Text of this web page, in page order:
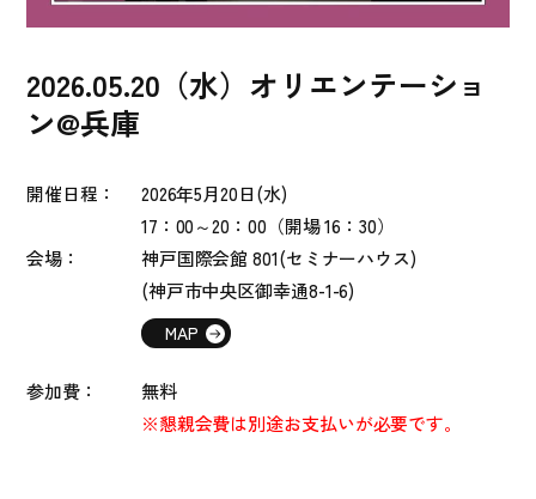
2026.05.20（水）オリエンテーショ
ン@兵庫
開催日程： 2026年5月20日(水)
17：00～20：00（開場 16：30）
会場：
神戸国際会館 801(セミナーハウス)
(神戸市中央区御幸通8-1-6)
MAP
参加費：
無料
※懇親会費は別途お支払いが必要です。